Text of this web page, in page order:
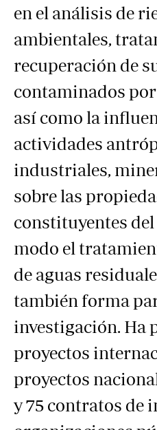
en el análisis de
ambientales,
recuperación de
contaminados
así como la
actividades
industriales,
sobre las
constituyentes
modo el
de aguas
también forma
investigación. Ha
proyectos
proyectos
y 75 contratos de